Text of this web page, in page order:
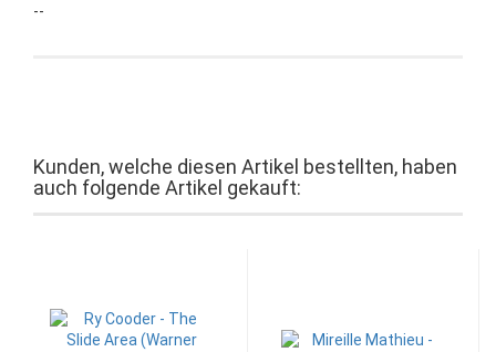
--
Kunden, welche diesen Artikel bestellten, haben
auch folgende Artikel gekauft: